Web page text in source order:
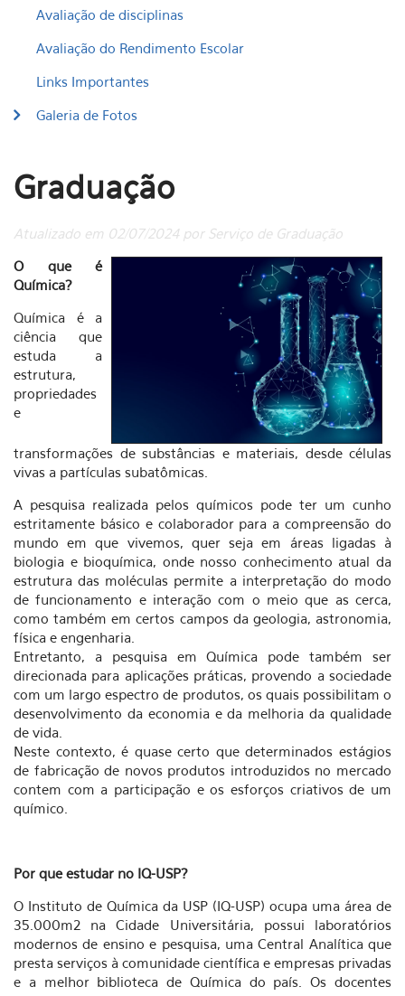
Avaliação de disciplinas
Avaliação do Rendimento Escolar
Links Importantes
Galeria de Fotos
Graduação
Atualizado em 02/07/2024 por Serviço de Graduação
O que é
Química?
Química é a
ciência que
estuda a
estrutura,
propriedades
e
transformações de substâncias e materiais, desde células
vivas a partículas subatômicas.
A pesquisa realizada pelos químicos pode ter um cunho
estritamente básico e colaborador para a compreensão do
mundo em que vivemos, quer seja em áreas ligadas à
biologia e bioquímica, onde nosso conhecimento atual da
estrutura das moléculas permite a interpretação do modo
de funcionamento e interação com o meio que as cerca,
como também em certos campos da geologia, astronomia,
física e engenharia.
Entretanto, a pesquisa em Química pode também ser
direcionada para aplicações práticas, provendo a sociedade
com um largo espectro de produtos, os quais possibilitam o
desenvolvimento da economia e da melhoria da qualidade
de vida.
Neste contexto, é quase certo que determinados estágios
de fabricação de novos produtos introduzidos no mercado
contem com a participação e os esforços criativos de um
químico.
Por que estudar no IQ-USP?
O Instituto de Química da USP (IQ-USP) ocupa uma área de
35.000m2 na Cidade Universitária, possui laboratórios
modernos de ensino e pesquisa, uma Central Analítica que
presta serviços à comunidade científica e empresas privadas
e a melhor biblioteca de Química do país. Os docentes